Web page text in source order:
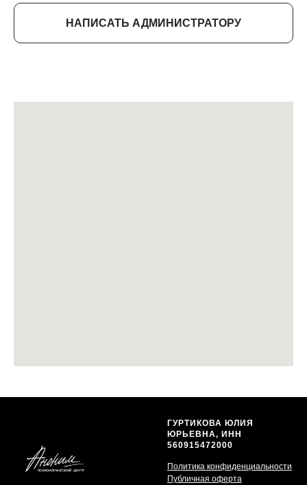
НАПИСАТЬ АДМИНИСТРАТОРУ
ГУРТИКОВА ЮЛИЯ
ЮРЬЕВНА, ИНН
560915472000
Политика конфиденциальности
Публичная оферта